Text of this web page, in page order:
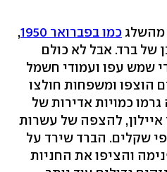
מהשלג כמו בפברואר 1950
,
של ברד. אבל לא כולם
שמש עפו ועמודי חשמל
הוצפו ומשפחות חולצו
כמויות אדירות של
איילון, להצפה של עשרות
שקלים. הברד שירד על
והציפו את החניות